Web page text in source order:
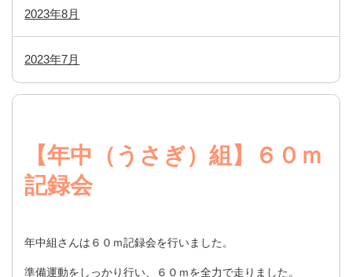
2023年8月
2023年7月
【年中（うさぎ）組】６０ｍ
記録会
年中組さんは６０ｍ記録会を行いました。
準備運動をしっかり行い、６０ｍを全力で走りました。